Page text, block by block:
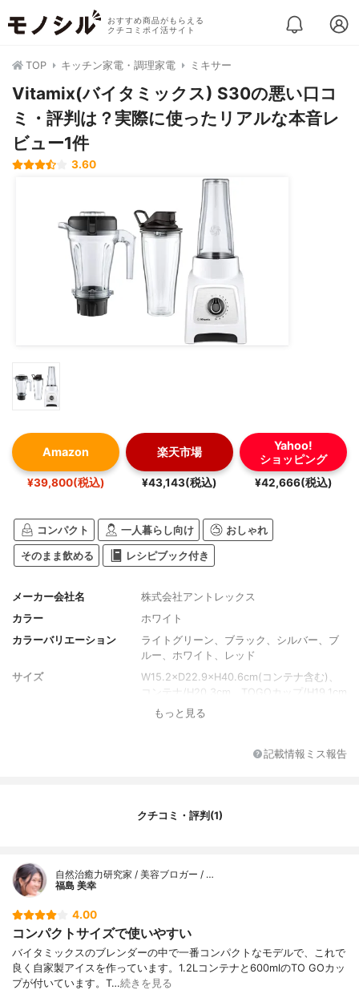
おすすめ商品がもらえる
クチコミポイ活サイト
TOP キッチン家電・調理家電 ミキサー
Vitamix(バイタミックス) S30の悪い口コ
ミ・評判は？実際に使ったリアルな本音レ
ビュー1件
3.60
Amazon
¥39,800(税込)
楽天市場
¥43,143(税込)
Yahoo!
ショッピング
¥42,666(税込)
コンパクト 一人暮らし向け おしゃれ
そのまま飲める レシピブック付き
メーカー会社名
株式会社アントレックス
カラー
ホワイト
カラーバリエーション
ライトグリーン、ブラック、シルバー、ブ
ルー、ホワイト、レッド
サイズ
W15.2×D22.9×H40.6cm(コンテナ含む)、
コンテナ/H20.3cm、TOGOカップ/H19.1cm
本体/2.8kg、コンテナ/0.88kg、TOGOカッ
コンテナ/1.2L、TOGOカップ/600ml
125cm
製造国
-
もっと見る
記載情報ミス報告
クチコミ・評判(1)
自然治癒力研究家 / 美容ブロガー / …
福島 美幸
4.00
コンパクトサイズで使いやすい
バイタミックスのブレンダーの中で一番コンパクトなモデルで、これで
良く自家製アイスを作っています。1.2Lコンテナと600mlのTO GOカッ
プが付いています。T…続きを見る